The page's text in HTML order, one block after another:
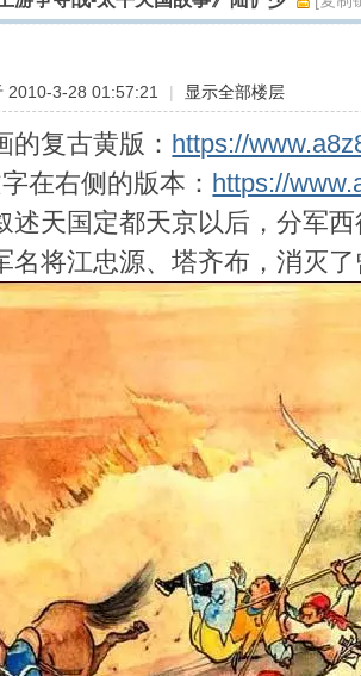
› ›
2010-3-28 01:57:21 | 显示全部楼层
的复古黄版： https://
在右侧的版本： https://
述天国定都天京以后，分军
名将江忠源、塔齐布，消灭